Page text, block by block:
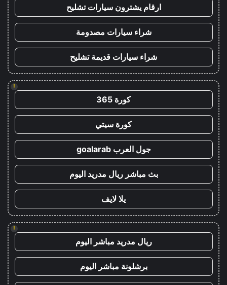
ارقام يشترون سيارات تشليح
شراء سيارات مصدومة
شراء سيارات قديمة تشليح
!
كورة 365
كورة سيتي
جول العرب goalarab
بث مباشر ريال مدريد اليوم
يلا لايف
!
ريال مدريد مباشر اليوم
برشلونة مباشر اليوم